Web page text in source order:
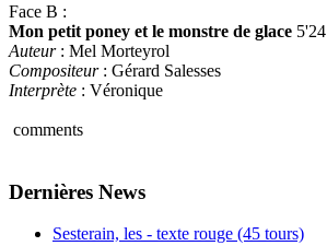
Face B :
Mon petit poney et le monstre de glace 5'24
Auteur: Mel Morteyrol
Compositeur: Gérard Salesses
Interprète : Véronique
comments
Dernières News
Sesterain, les - texte rouge (45 tours)